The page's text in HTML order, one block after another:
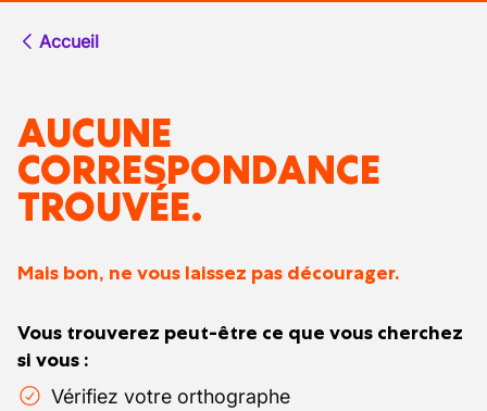
Accueil
AUCUNE
CORRESPONDANCE
TROUVÉE.
Mais bon, ne vous laissez pas décourager.
Vous trouverez peut-être ce que vous cherchez
si vous :
Vérifiez votre orthographe